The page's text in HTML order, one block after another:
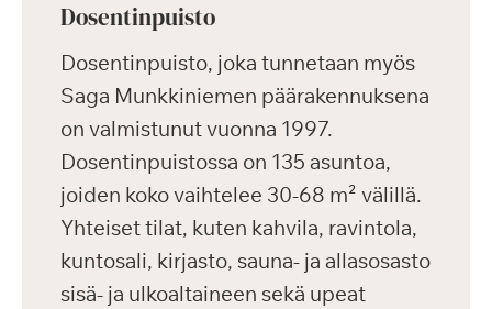
Dosentinpuisto
Dosentinpuisto, joka tunnetaan myös
Saga Munkkiniemen päärakennuksena
on valmistunut vuonna 1997.
Dosentinpuistossa on 135 asuntoa,
joiden koko vaihtelee 30-68 m² välillä.
Yhteiset tilat, kuten kahvila, ravintola,
kuntosali, kirjasto, sauna- ja allasosasto
sisä- ja ulkoaltaineen sekä upeat